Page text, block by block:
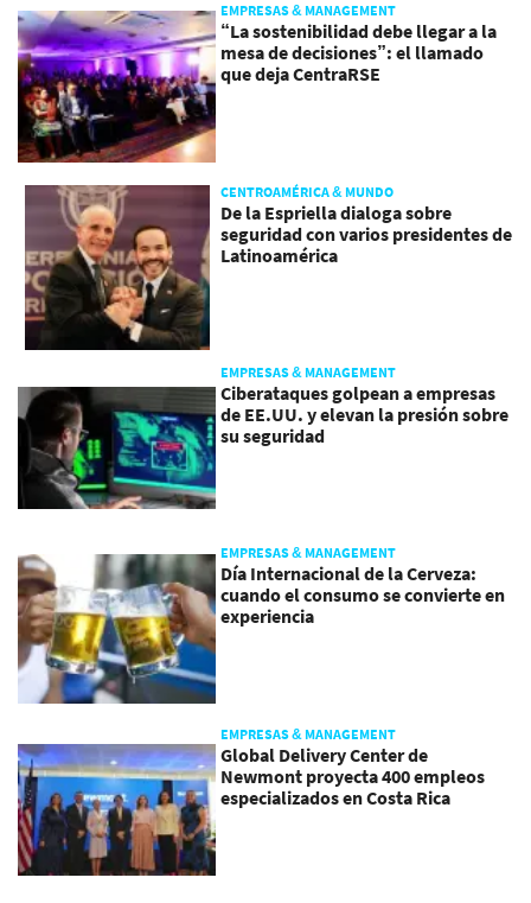
EMPRESAS & MANAGEMENT
“La sostenibilidad debe llegar a la
mesa de decisiones”: el llamado
que deja CentraRSE
CENTROAMÉRICA & MUNDO
De la Espriella dialoga sobre
seguridad con varios presidentes de
Latinoamérica
EMPRESAS & MANAGEMENT
Ciberataques golpean a empresas
de EE.UU. y elevan la presión sobre
su seguridad
EMPRESAS & MANAGEMENT
Día Internacional de la Cerveza:
cuando el consumo se convierte en
experiencia
EMPRESAS & MANAGEMENT
Global Delivery Center de
Newmont proyecta 400 empleos
especializados en Costa Rica